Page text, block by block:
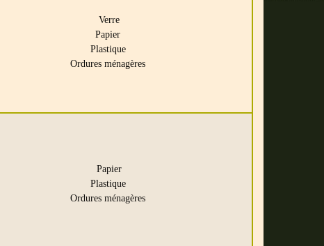
Verre
Papier
Plastique
Ordures ménagères
Papier
Plastique
Ordures ménagères